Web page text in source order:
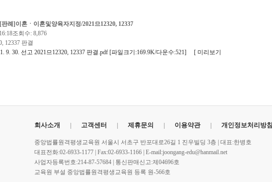
[판례]이혼ㆍ이혼및양육자지정/2021므12320, 12337
조회수: 8,876
12337 판결
9. 30. 선고 2021므12320, 12337 판결.pdf [파일크기:169.9K/다운수:521]
[ 미리보기
회사소개 고객센터 제휴문의 이용약관 개인정보처리방침
중앙법률원격평생교육원 서울시 서초구 반포대로26길 1 진우빌딩 3층 | 대표:한병호
대표전화:02-6933-1177 | Fax:02-6933-1166 | E-mail:joongang-edu@hanmail.net
사업자등록번호:214-87-57684 | 통신판매신고:제04696호
교육원 부설 중앙법률원격평생교육원 등록 원-566호